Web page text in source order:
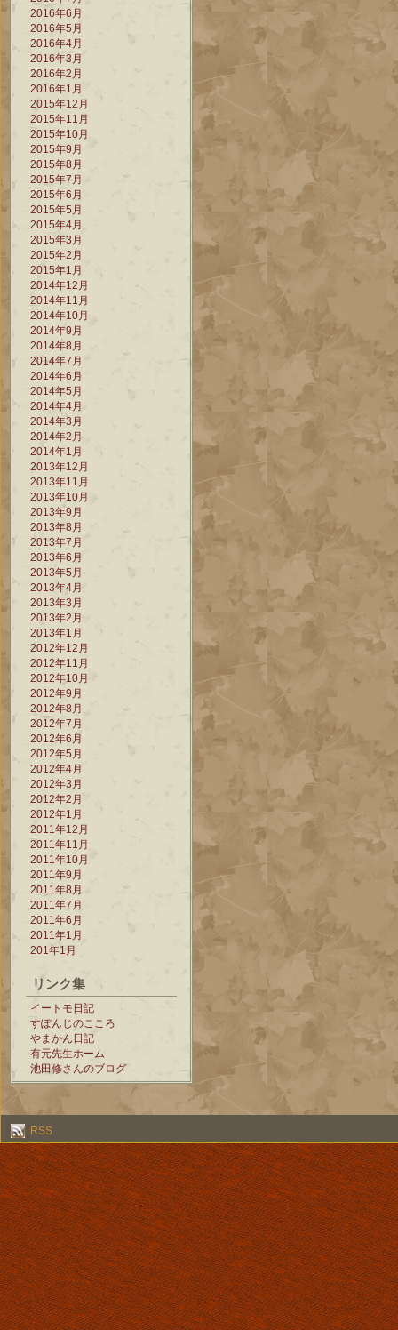
2016年6月
2016年5月
2016年4月
2016年3月
2016年2月
2016年1月
2015年12月
2015年11月
2015年10月
2015年9月
2015年8月
2015年7月
2015年6月
2015年5月
2015年4月
2015年3月
2015年2月
2015年1月
2014年12月
2014年11月
2014年10月
2014年9月
2014年8月
2014年7月
2014年6月
2014年5月
2014年4月
2014年3月
2014年2月
2014年1月
2013年12月
2013年11月
2013年10月
2013年9月
2013年8月
2013年7月
2013年6月
2013年5月
2013年4月
2013年3月
2013年2月
2013年1月
2012年12月
2012年11月
2012年10月
2012年9月
2012年8月
2012年7月
2012年6月
2012年5月
2012年4月
2012年3月
2012年2月
2012年1月
2011年12月
2011年11月
2011年10月
2011年9月
2011年8月
2011年7月
2011年6月
2011年1月
201年1月
リンク集
イートモ日記
すぽんじのこころ
やまかん日記
有元先生ホーム
池田修さんのブログ
RSS